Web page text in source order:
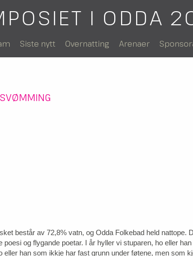
I ODDA
Siste nytt Overnatting Arenaer
består av 72,8% vatn, og Odda Folkebad held nattope.
poesi og flygande poetar. I år hyller vi stuparen, ho eller
eller han som ikkje har fast grunn under føtene, men som